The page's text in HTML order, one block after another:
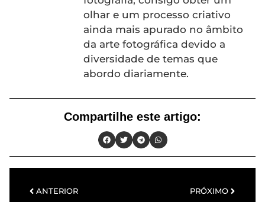
olhar e um processo criativo
ainda mais apurado no âmbito
da arte fotográfica devido a
diversidade de temas que
abordo diariamente.
Compartilhe este artigo:
ANTERIOR PRÓXIMO